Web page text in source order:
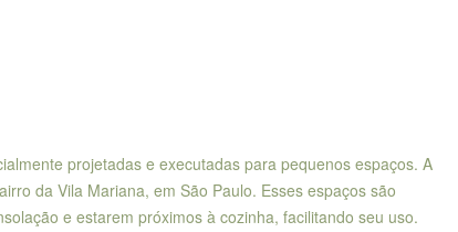
projetadas e executadas para pequenos espaços. A
da Vila Mariana, em São Paulo. Esses espaços são
e estarem próximos à cozinha, facilitando seu uso.